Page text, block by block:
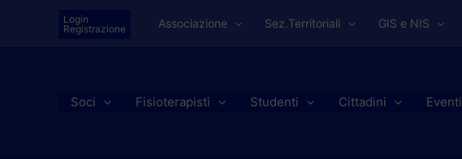
Login
Registrazione
Associazione Sez.Territoriali GIS e NIS
Soci Fisioterapisti Studenti Cittadini Eventi